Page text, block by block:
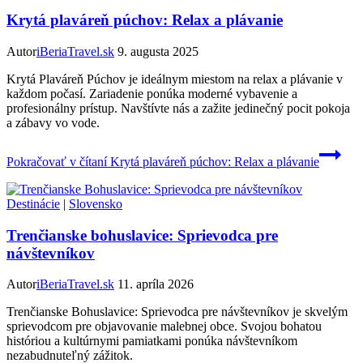
Krytá plaváreň púchov: Relax a plávanie
AutoriBeriaTravel.sk 9. augusta 2025
Krytá Plaváreň Púchov je ideálnym miestom na relax a plávanie v
každom počasí. Zariadenie ponúka moderné vybavenie a
profesionálny prístup. Navštívte nás a zažite jedinečný pocit pokoja
a zábavy vo vode.
Pokračovať v čítaníKrytá plaváreň púchov: Relax a plávanie
Destinácie | Slovensko
Trenčianske bohuslavice: Sprievodca pre
návštevníkov
AutoriBeriaTravel.sk 11. apríla 2026
Trenčianske Bohuslavice: Sprievodca pre návštevníkov je skvelým
sprievodcom pre objavovanie malebnej obce. Svojou bohatou
históriou a kultúrnymi pamiatkami ponúka návštevníkom
nezabudnuteľný zážitok.